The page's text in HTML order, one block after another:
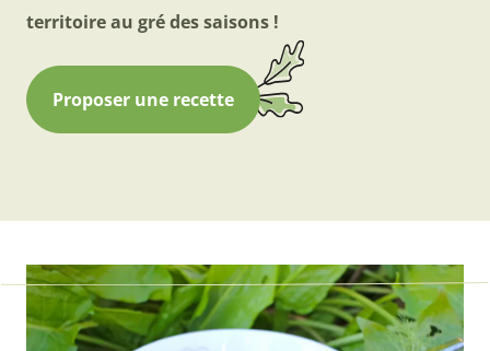
territoire au gré des saisons !
Proposer une recette